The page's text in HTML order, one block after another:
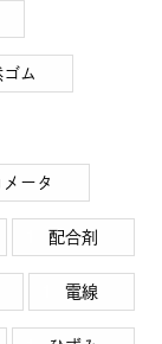
ム
ータ
配合剤
電線